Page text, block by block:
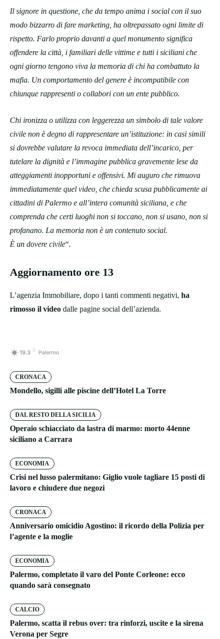
Il signore in questione, che da tempo anima i social con il suo
modo bizzarro di fare marketing, ha oltrepassato ogni limite di
rispetto. Farlo proprio davanti a quel monumento significa
offendere la città, i familiari delle vittime e tutti i siciliani che
ogni giorno tengono viva la memoria di chi ha combattuto la
mafia. Un comportamento del genere è incompatibile con
chiunque rappresenti o collabori con un ente pubblico.
Chi ironizza o utilizza con leggerezza un simbolo di tale valore
civile non è degno di rappresentare un’istituzione: in casi simili
si dovrebbe valutare la revoca immediata dell’incarico, per
tutelare la dignità e l’immagine pubblica gravemente lese da
atteggiamenti inopportuni e offensivi. Mi auguro che rimuova
immediatamente quel video, che chieda scusa pubblicamente ai
cittadini di Palermo e all’intera comunità siciliana, e che
comprenda che certi luoghi non si toccano, non si usano, non si
profanano. La memoria non è un contenuto social.
È un dovere civile“.
Aggiornamento ore 13
L’agenzia Immobiliare, dopo i tanti commenti negativi, ha
rimosso il video dalle pagine social dell’azienda.
19.3 C Palermo
CRONACA
Mondello, sigilli alle piscine dell’Hotel La Torre
DAL RESTO DELLA SICILIA
Operaio schiacciato da lastra di marmo: morto 44enne
siciliano a Carrara
ECONOMIA
Crisi nel lusso palermitano: Giglio vuole tagliare 15 posti di
lavoro e chiudere due negozi
CRONACA
Anniversario omicidio Agostino: il ricordo della Polizia per
l’agente e la moglie
ECONOMIA
Palermo, completato il varo del Ponte Corleone: ecco
quando sarà consegnato
CALCIO
Palermo, scatta il rebus over: tra rinforzi, uscite e la sirena
Verona per Segre